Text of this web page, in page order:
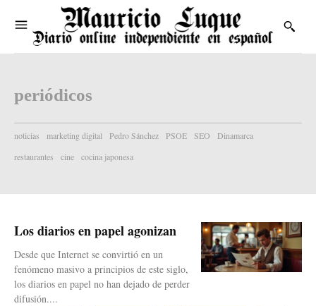
periódicos
noticias marketing digital Pedro Sánchez PSOE SEO
Dinamarca
restaurantes
cine cocina japonesa
Los diarios en papel agonizan
Desde que Internet se convirtió en un
fenómeno masivo a principios de este siglo,
los diarios en papel no han dejado de perder
difusión....